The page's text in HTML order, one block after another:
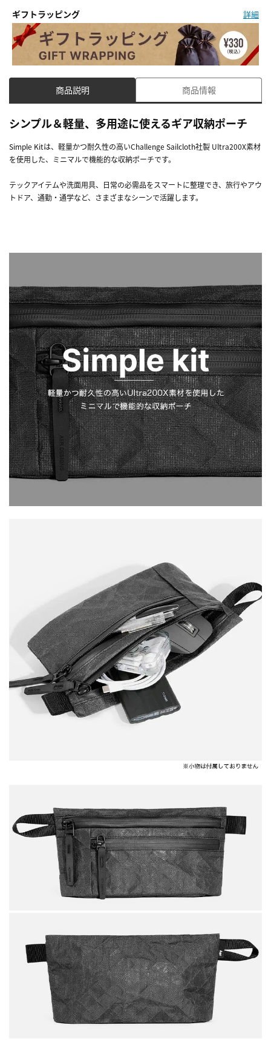
ギフトラッピング 詳細
商品説明 商品情報
シンプル＆軽量、多用途に使えるギア収納ポーチ
Simple Kitは、軽量かつ耐久性の高いChallenge Sailcloth社製 Ultra200X素材
を使用した、ミニマルで機能的な収納ポーチです。
テックアイテムや洗面用具、日常の必需品をスマートに整理でき、旅行やアウ
トドア、通勤・通学など、さまざまなシーンで活躍します。